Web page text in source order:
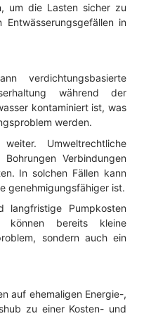
um die Lasten sicher zu
in
verdichtungsbasierte
während der
kontaminiert ist, was
werden.
Umweltrechtliche
Verbindungen
In solchen Fällen kann
genehmigungsfähiger ist.
langfristige Pumpkosten
können bereits kleine
sondern auch ein
auf ehemaligen Energie-,
zu einer Kosten- und